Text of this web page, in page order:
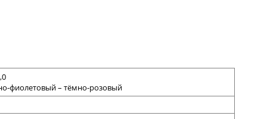
фиолетовый – тёмно-розовый